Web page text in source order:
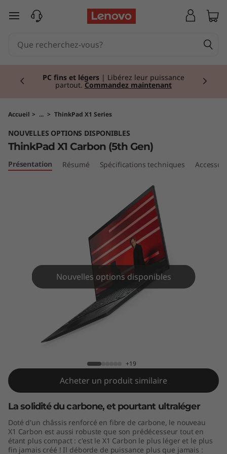
T
P
a
d
e
n
5
passer au contenu principal
PC fins et légers | Libérez leur puissance
partout. Commandez maintenant
Accueil > ... > ThinkPad X1 Series
NOUVELLES OPTIONS DISPONIBLES
ThinkPad X1 Carbon (5th Gen)
Présentation Résumé Spécifications techniques
Nouvelles options disponibles
+19
Acheter un produit similaire
La solidité du carbone, et pourtant ultraléger
Doté d'un châssis renforcé en fibre de carbone, le nouveau
X1 Carbon est aussi robuste que son prédécesseur tout en
étant plus compact : c'est le X1 Carbon le plus léger et le plus
fin jamais créé ! Il déborde de puissance plus que jamais :